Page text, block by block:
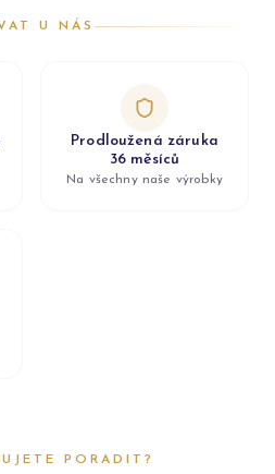
U NÁS
Prodloužená záruka
36 měsíců
Na všechny naše výrobky
PORADIT?